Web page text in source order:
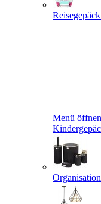
Menü öffnen